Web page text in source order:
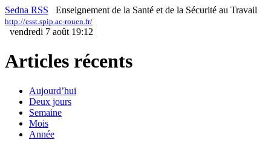
Sedna RSS Enseignement de la Santé et de la Sécurité au Travail
http://esst.spip.ac-rouen.fr/
vendredi 7 août 19:12
Articles récents
Aujourd’hui
Deux jours
Semaine
Mois
Année